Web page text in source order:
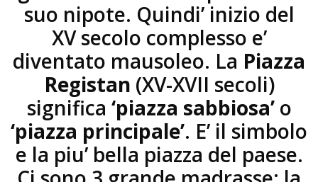
suo nipote. Quindi’ inizio del
XV secolo complesso e’
diventato mausoleo. La Piazza
Registan (XV-XVII secoli)
significa ‘piazza sabbiosa’o
‘piazza principale’. E’ il simbolo
e la piu’ bella piazza del paese.